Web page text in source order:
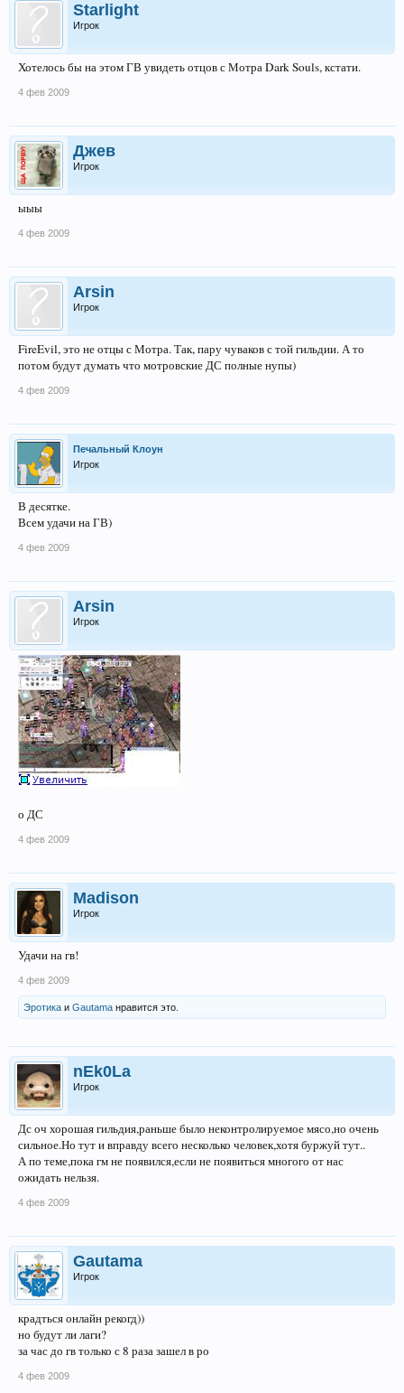
Starlight
Игрок
Хотелось бы на этом ГВ увидеть отцов с Мотра Dark Souls, кстати.
4 фев 2009
Джев
Игрок
ыыы
4 фев 2009
Arsin
Игрок
FireEvil, это не отцы с Мотра. Так, пару чуваков с той гильдии. А то
потом будут думать что мотровские ДС полные нупы)
4 фев 2009
Печальный Клоун
Игрок
В десятке.
Всем удачи на ГВ)
4 фев 2009
Arsin
Игрок
о ДС
4 фев 2009
Madison
Игрок
Удачи на гв!
4 фев 2009
Эротика и Gautama нравится это.
nEk0La
Игрок
Дс оч хорошая гильдия,раньше было неконтролируемое мясо,но очень
сильное.Но тут и вправду всего несколько человек,хотя буржуй тут..
А по теме,пока гм не появился,если не появиться многого от нас
ожидать нельзя.
4 фев 2009
Gautama
Игрок
крадться онлайн рекогд))
но будут ли лаги?
за час до гв только с 8 раза зашел в ро
4 фев 2009